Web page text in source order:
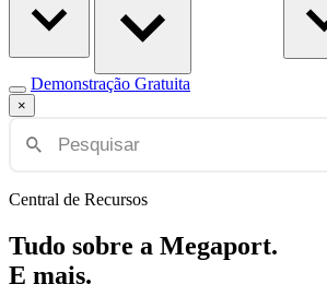
Demonstração Gratuita
×
Central de Recursos
Tudo sobre a Megaport.
E mais.